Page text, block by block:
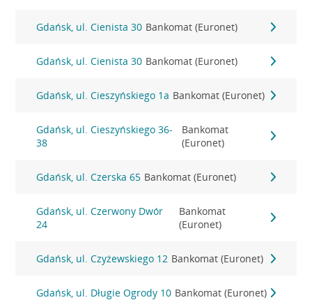
Gdańsk, ul. Cienista 30 Bankomat (Euronet)
Gdańsk, ul. Cienista 30 Bankomat (Euronet)
Gdańsk, ul. Cieszyńskiego 1a Bankomat (Euronet)
Gdańsk, ul. Cieszyńskiego 36-
38
Bankomat
(Euronet)
Gdańsk, ul. Czerska 65 Bankomat (Euronet)
Gdańsk, ul. Czerwony Dwór
24
Bankomat
(Euronet)
Gdańsk, ul. Czyżewskiego 12 Bankomat (Euronet)
Gdańsk, ul. Długie Ogrody 10 Bankomat (Euronet)